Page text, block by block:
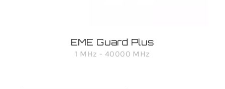
EME Guard Plus
1 MHz - 40000 MHz